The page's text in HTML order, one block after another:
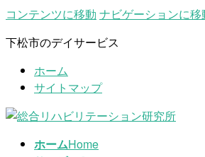
コンテンツに移動 ナビゲーションに移
下松市のデイサービス
ホーム
サイトマップ
ホームHome